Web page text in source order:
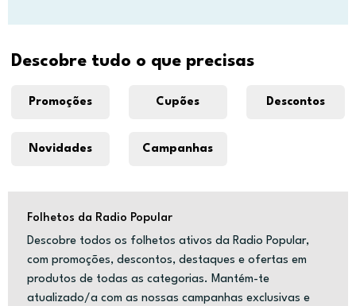
Descobre tudo o que precisas
Promoções Cupões Descontos
Novidades Campanhas
Folhetos da Radio Popular
Descobre todos os folhetos ativos da Radio Popular,
com promoções, descontos, destaques e ofertas em
produtos de todas as categorias. Mantém-te
atualizado/a com as nossas campanhas exclusivas e